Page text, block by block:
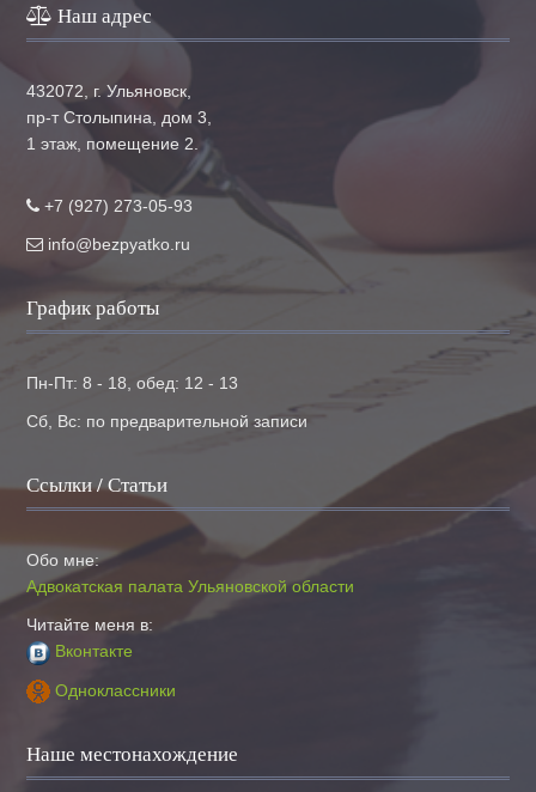
Наш адрес
432072, г. Ульяновск,
пр-т Столыпина, дом 3,
1 этаж, помещение 2.
+7 (927) 273-05-93
info@bezpyatko.ru
График работы
Пн-Пт: 8 - 18, обед: 12 - 13
Сб, Вс: по предварительной записи
Ссылки / Статьи
Обо мне:
Адвокатская палата Ульяновской области
Читайте меня в:
Вконтакте
Одноклассники
Наше местонахождение